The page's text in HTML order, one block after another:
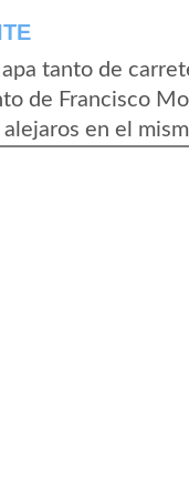
tanto de
de Francisco
en el